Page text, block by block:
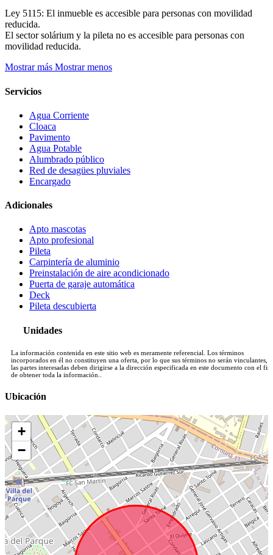
Ley 5115: El inmueble es accesible para personas con movilidad
reducida.
El sector solárium y la pileta no es accesible para personas con
movilidad reducida.
Mostrar más Mostrar menos
Servicios
Agua Corriente
Cloaca
Pavimento
Agua Potable
Alumbrado público
Red de desagües pluviales
Encargado
Adicionales
Apto mascotas
Apto profesional
Pileta
Carpintería de aluminio
Preinstalación de aire acondicionado
Puerta de garaje automática
Deck
Pileta descubierta
Unidades
La información contenida en este sitio web es meramente referencial. Los términos
incorporados en él no constituyen una oferta, por lo que sus términos no serán vinculantes, y
las partes interesadas deben dirigirse a la dirección especificada en este documento con el fin
de obtener toda la información..
Ubicación
+
−